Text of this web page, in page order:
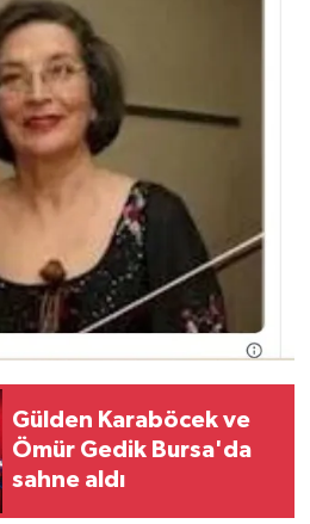
Gülden Karaböcek ve
Ömür Gedik Bursa'da
sahne aldı